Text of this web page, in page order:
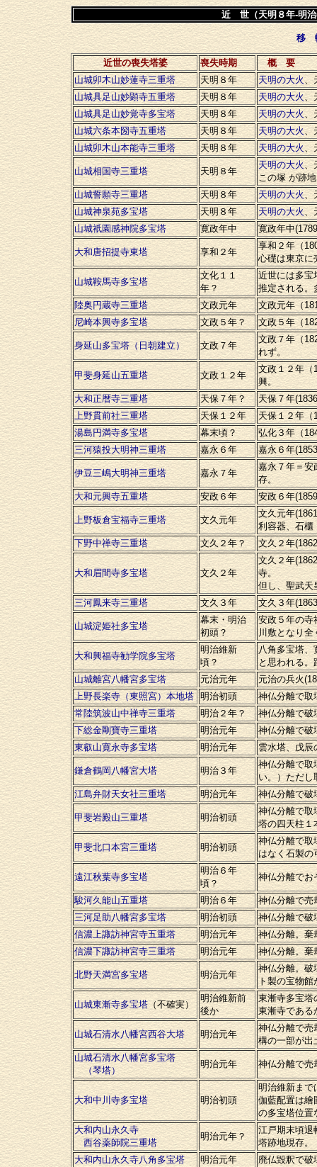
近 世（天明８年-明
移
近世の喪失塔婆 喪失時期
概 要
山城卯木山妙蓮寺三重塔
天明８年 天明の大火、
山城具足山妙顕寺五重塔
天明８年 天明の大火、
山城具足山妙覚寺多宝塔
天明８年 天明の大火、
山城六条本圀寺五重塔
天明８年 天明の大火 、
山城卯木山本能寺三重塔
天明８年 天明の大火 、
山城相国寺三重塔 天明８年
天明の大火、
この塚 が跡
山城誓願寺三重塔
天明８年 天明の大火、
山城神泉苑多宝塔
天明８年 天明の大火、
山城祇園感神院多宝塔
寛政年中 寛政年中
大和唐招提寺東塔 享和２年
享和２年（
心礎は東京に
山城鞍馬寺多宝塔
文化１１
年？
近世には多宝
推定される。
陸奥円蔵寺三重塔
文政元年
文政元年（
尼崎本興寺多宝塔
文政５年？ 文政５年（
身延山多宝塔（日朝建立） 文政７年
文政７年（
れず。
甲斐身延山五重塔 文政１２年
文政１２年（
興。
大和正暦寺三重塔
天保７年？
天保７年
上野貫前社三重塔
天保１２年
天保１２年（
湯島円満寺多宝塔
幕末頃？
弘化３年（
三河猿投大明神三重塔
嘉永６年 嘉永６年
伊豆三嶋大明神三重塔 嘉永７年
嘉永７年＝安
存。
大和元興寺五重塔
安政６年 安政６年
上野板倉宝福寺三重塔 文久元年
文久元年
利容器、石櫃
下野中禅寺三重塔
文久２年？ 文久２年
大和眉間寺多宝塔 文久２年
文久２年
寺。
但し、聖武天
三河鳳来寺三重塔
文久３年 文久３年
山城淀姫社多宝塔
幕末・明治
初頭？
安政５年の寺
川敷となり全
大和興福寺勧学院多宝塔
明治維新
頃？
八角多宝塔、
と思われる
山城離宮八幡宮多宝塔
元治元年
元治の兵火
上野長楽寺（東照宮）本地塔 明治初頭
神仏分離で取
常陸筑波山中禅寺三重塔
明治２年？
神仏分離で破
下総金剛寶寺三重塔
明治元年
神仏分離で破
東叡山寛永寺多宝塔
明治元年 雲水塔、戊辰
鎌倉鶴岡八幡宮大塔 明治３年
神仏分離で取
い。）ただし
江島弁財天女社三重塔
明治元年 神仏分離で破
甲斐岩殿山三重塔 明治初頭
神仏分離で取
塔の四天柱１
甲斐北口本宮三重塔 明治初頭
神仏分離で取
はなく石製の
遠江秋葉寺多宝塔
明治６年
頃？
神仏分離でお
駿河久能山五重塔 明治６年
神仏分離で売
三河足助八幡宮多宝塔
明治初頭
神仏分離で破
信濃上諏訪神宮寺五重塔
明治元年
神仏分離。棄
信濃下諏訪神宮寺三重塔
明治元年 神仏分離。棄
北野天満宮多宝塔 明治元年
神仏分離。破
ト製の宝物館
山城東漸寺多宝塔（不確実）
明治維新前
後か
東漸寺多宝塔
東漸寺である
山城石清水八幡宮西谷大塔 明治元年
神仏分離で売
構の一部が出
山城石清水八幡宮多宝塔
（琴塔）
明治元年 神仏分離で売
大和中川寺多宝塔 明治初頭
明治維新まで
伽藍配置は繪
の多宝塔位置
大和内山永久寺
西谷薬師院三重塔
明治元年？
江戸期末頃退
塔跡地現存。
大和内山永久寺八角多宝塔
明治元年
廃仏毀釈で破